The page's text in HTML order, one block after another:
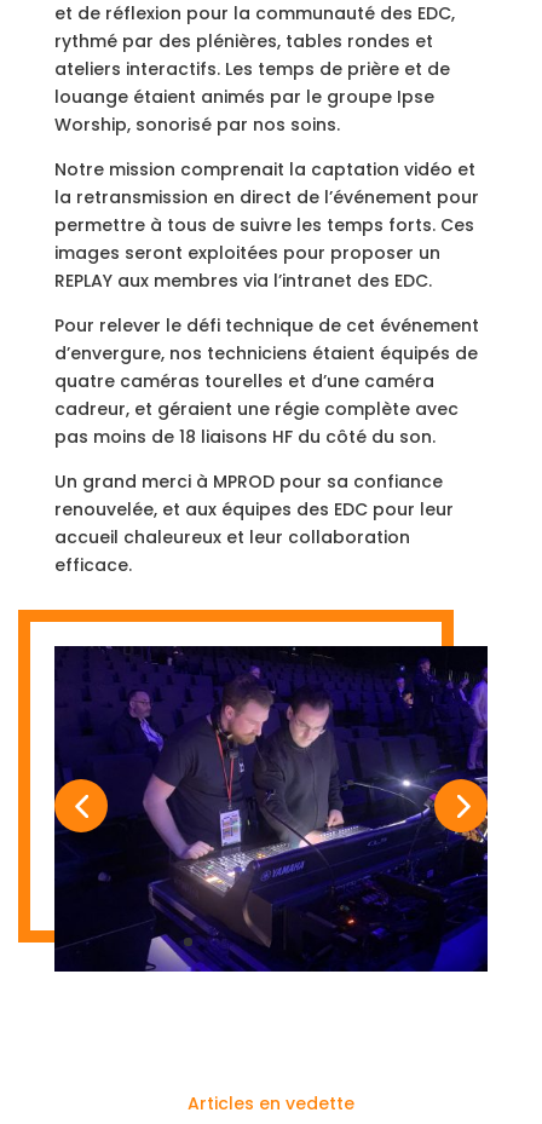
et de réflexion pour la communauté des EDC,
rythmé par des plénières, tables rondes et
ateliers interactifs. Les temps de prière et de
louange étaient animés par le groupe Ipse
Worship, sonorisé par nos soins.
Notre mission comprenait la captation vidéo et
la retransmission en direct de l’événement pour
permettre à tous de suivre les temps forts. Ces
images seront exploitées pour proposer un
REPLAY aux membres via l’intranet des EDC.
Pour relever le défi technique de cet événement
d’envergure, nos techniciens étaient équipés de
quatre caméras tourelles et d’une caméra
cadreur, et géraient une régie complète avec
pas moins de 18 liaisons HF du côté du son.
Un grand merci à MPROD pour sa confiance
renouvelée, et aux équipes des EDC pour leur
accueil chaleureux et leur collaboration
efficace.
Articles en vedette